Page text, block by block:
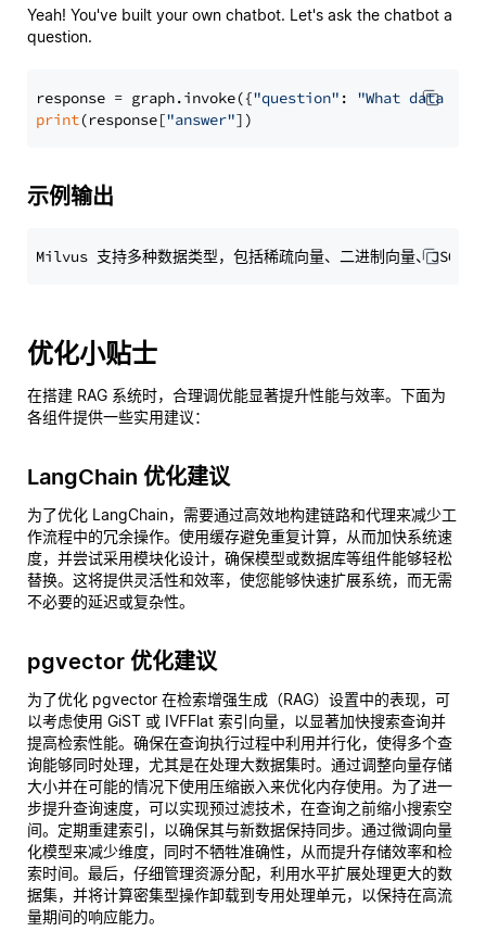
Yeah! You've built your own chatbot. Let's ask the chatbot a
question.
response = graph.invoke({"question" : "What data
print(response["answer"
示例输出
优化小贴士
在搭建 RAG 系统时，合理调优能显著提升性能与效率。下面为
各组件提供一些实用建议：
LangChain 优化建议
为了优化 LangChain，需要通过高效地构建链路和代理来减少工
作流程中的冗余操作。使用缓存避免重复计算，从而加快系统速
度，并尝试采用模块化设计，确保模型或数据库等组件能够轻松
替换。这将提供灵活性和效率，使您能够快速扩展系统，而无需
不必要的延迟或复杂性。
pgvector 优化建议
为了优化 pgvector 在检索增强生成（RAG）设置中的表现，可
以考虑使用 GiST 或 IVFFlat 索引向量，以显著加快搜索查询并
提高检索性能。确保在查询执行过程中利用并行化，使得多个查
询能够同时处理，尤其是在处理大数据集时。通过调整向量存储
大小并在可能的情况下使用压缩嵌入来优化内存使用。为了进一
步提升查询速度，可以实现预过滤技术，在查询之前缩小搜索空
间。定期重建索引，以确保其与新数据保持同步。通过微调向量
化模型来减少维度，同时不牺牲准确性，从而提升存储效率和检
索时间。最后，仔细管理资源分配，利用水平扩展处理更大的数
据集，并将计算密集型操作卸载到专用处理单元，以保持在高流
量期间的响应能力。